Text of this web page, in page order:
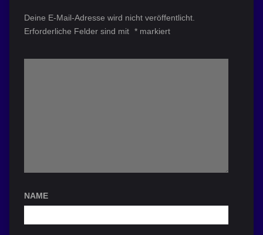
Deine E-Mail-Adresse wird nicht veröffentlicht.
Erforderliche Felder sind mit *markiert
NAME